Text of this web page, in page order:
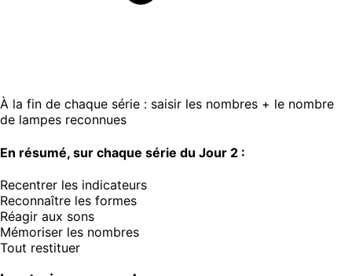
À la fin de chaque série : saisir les nombres + le nombre
de lampes reconnues
En résumé, sur chaque série du Jour 2 :
Recentrer les indicateurs
Reconnaître les formes
Réagir aux sons
Mémoriser les nombres
Tout restituer